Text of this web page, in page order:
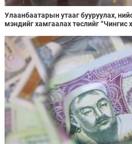
Улаанбаатарын утааг бууруулах,
мэндийг хамгаалах төслийг “Чингис